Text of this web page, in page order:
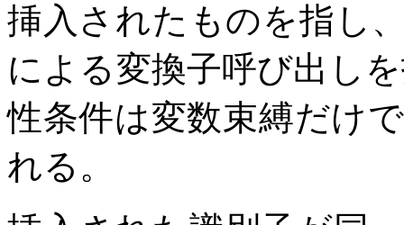
挿入されたものを指し
による変換子呼び出し
性条件は変数束縛だけ
れる。